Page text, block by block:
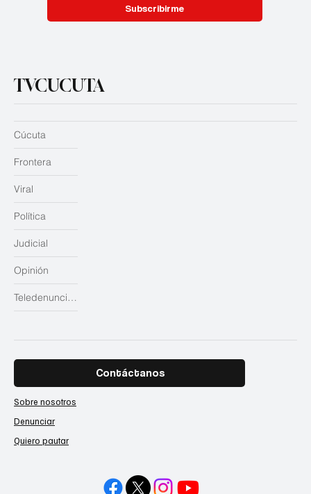
Subscribirme
TVCUCUTA
Judicial
Opinión
Teledenuncias
Cúcuta
Frontera
Viral
Política
Contáctanos
Sobre nosotros
Denunciar
Quiero pautar